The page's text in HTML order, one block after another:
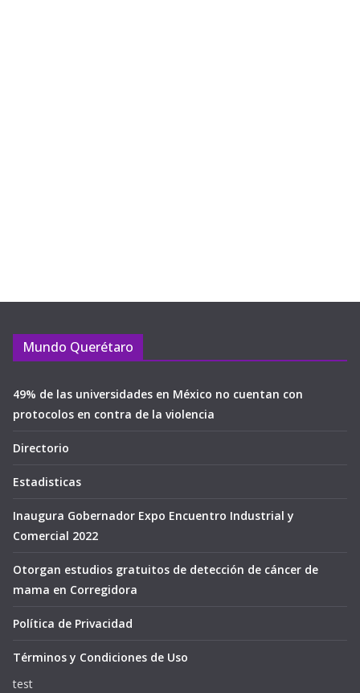
Mundo Querétaro
49% de las universidades en México no cuentan con
protocolos en contra de la violencia
Directorio
Estadisticas
Inaugura Gobernador Expo Encuentro Industrial y
Comercial 2022
Otorgan estudios gratuitos de detección de cáncer de
mama en Corregidora
Política de Privacidad
Términos y Condiciones de Uso
test